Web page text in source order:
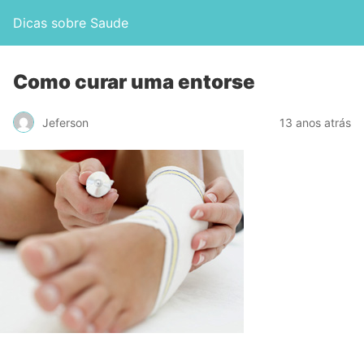
Dicas sobre Saude
Como curar uma entorse
Jeferson 13 anos atrás